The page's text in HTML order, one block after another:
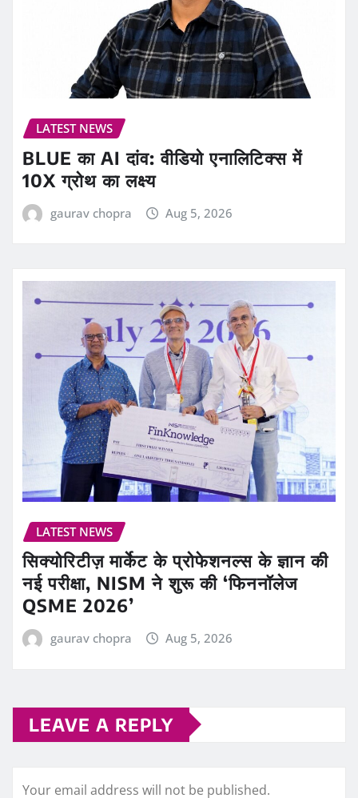
LATEST NEWS
BLUE का AI दांव: वीडियो एनालिटिक्स में
10X ग्रोथ का लक्ष्य
gaurav chopra Aug 5, 2026
LATEST NEWS
सिक्योरिटीज़ मार्केट के प्रोफेशनल्स के ज्ञान की
नई परीक्षा, NISM ने शुरू की ‘फिननॉलेज
QSME 2026’
gaurav chopra Aug 5, 2026
LEAVE A REPLY
Your email address will not be published.